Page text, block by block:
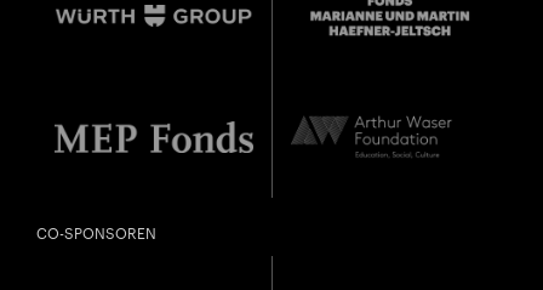
CO-SPONSOREN